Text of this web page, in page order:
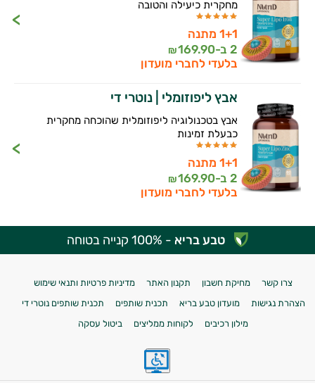
מחקרית כיעילה והטובה
1+1 מתנה
2 ב-
169.90
₪
בלעדי לחברי מועדון
אבץ ליפוזומלי | נוטרי די
אבץ בטכנולוגיה ליפוזומלית שהוכחה מחקרית
כבעלת זמינות
1+1 מתנה
2 ב-
169.90
₪
בלעדי לחברי מועדון
טבע בריא - 100% קנייה בטוחה
צרו קשר מחיקת חשבון תקנון האתר
מדיניות פרטיות ותנאי שימוש
הצהרת נגישות
מועדון טבע בריא תכנית שותפים
תכנית שותפים נוטרי די
מילון רכיבים
לקוחות ממליצים ביטול עסקה